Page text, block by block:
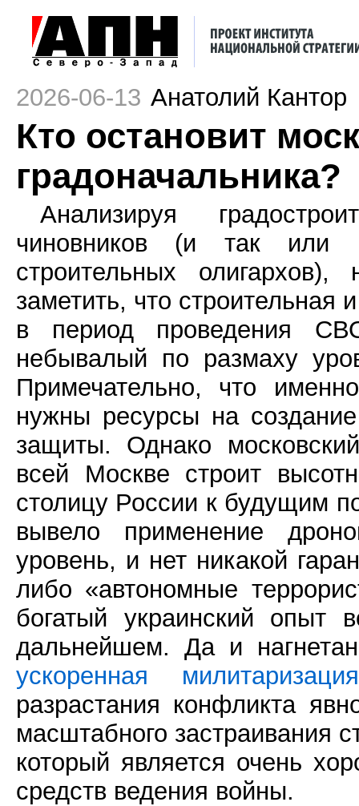
2026-06-13 Анатолий Кантор
Кто остановит
градоначальника?
Анализируя
чиновников (и так или
строительных
заметить, что строительная
в период проведения
небывалый по размаху
Примечательно, что
нужны ресурсы на
защиты. Однако
вcей Москве строит
столицу России к будущим
вывело применение
уровень, и нет никакой
либо «автономные
богатый украинский опыт
дальнейшем. Да и
ускоренная
разрастания конфликта
масштабного застраивания
который является очень
средств ведения войны.